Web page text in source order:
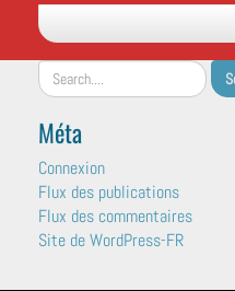
Méta
Connexion
Flux des publications
Flux des commentaires
Site de WordPress-FR